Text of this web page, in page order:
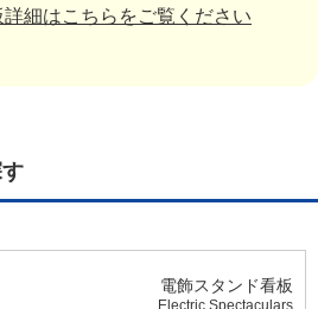
細はこちらをご覧ください
電飾スタンド看板
Electric Spectaculars